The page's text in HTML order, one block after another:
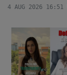
4 AUG 2026 16:51